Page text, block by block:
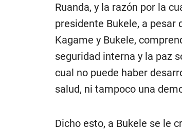
Ruanda, y la razón por la
presidente Bukele, a pesar
Kagame y Bukele,
seguridad interna y la paz
cual no puede haber
salud, ni tampoco una
Dicho esto, a Bukele se le